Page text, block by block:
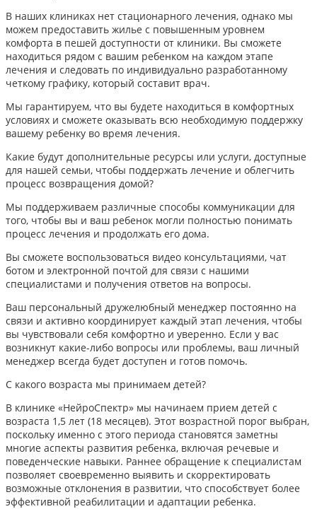
В наших клиниках нет стационарного лечения, однако мы
можем предоставить жилье с повышенным уровнем
комфорта в пешей доступности от клиники. Вы сможете
находиться рядом с вашим ребенком на каждом этапе
лечения и следовать по индивидуально разработанному
четкому графику, который составит врач.
Мы гарантируем, что вы будете находиться в комфортных
условиях и сможете оказывать всю необходимую поддержку
вашему ребенку во время лечения.
Какие будут дополнительные ресурсы или услуги, доступные
для нашей семьи, чтобы поддержать лечение и облегчить
процесс возвращения домой?
Мы поддерживаем различные способы коммуникации для
того, чтобы вы и ваш ребенок могли полностью понимать
процесс лечения и продолжать его дома.
Вы сможете воспользоваться видео консультациями, чат
ботом и электронной почтой для связи с нашими
специалистами и получения ответов на вопросы.
Ваш персональный дружелюбный менеджер постоянно на
связи и активно координирует каждый этап лечения, чтобы
вы чувствовали себя комфортно и уверенно. Если у вас
возникнут какие-либо вопросы или проблемы, ваш личный
менеджер всегда будет доступен и готов помочь.
С какого возраста мы принимаем детей?
В клинике «НейроСпектр» мы начинаем прием детей с
возраста 1,5 лет (18 месяцев). Этот возрастной порог выбран,
поскольку именно с этого периода становятся заметны
многие аспекты развития ребенка, включая речевые и
поведенческие навыки. Раннее обращение к специалистам
позволяет своевременно выявить и скорректировать
возможные отклонения в развитии, что способствует более
эффективной реабилитации и адаптации ребенка.​